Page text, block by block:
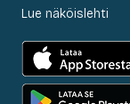
Lue näköislehti